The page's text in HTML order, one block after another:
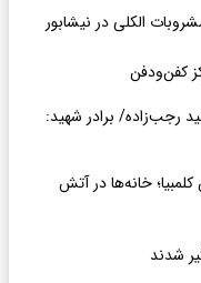
رجب‌زاده/ برادر شهید:
خانه‌ها در آتش